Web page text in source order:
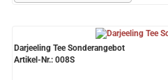
Darjeeling Tee Sonderangebot
Artikel-Nr.: 008S